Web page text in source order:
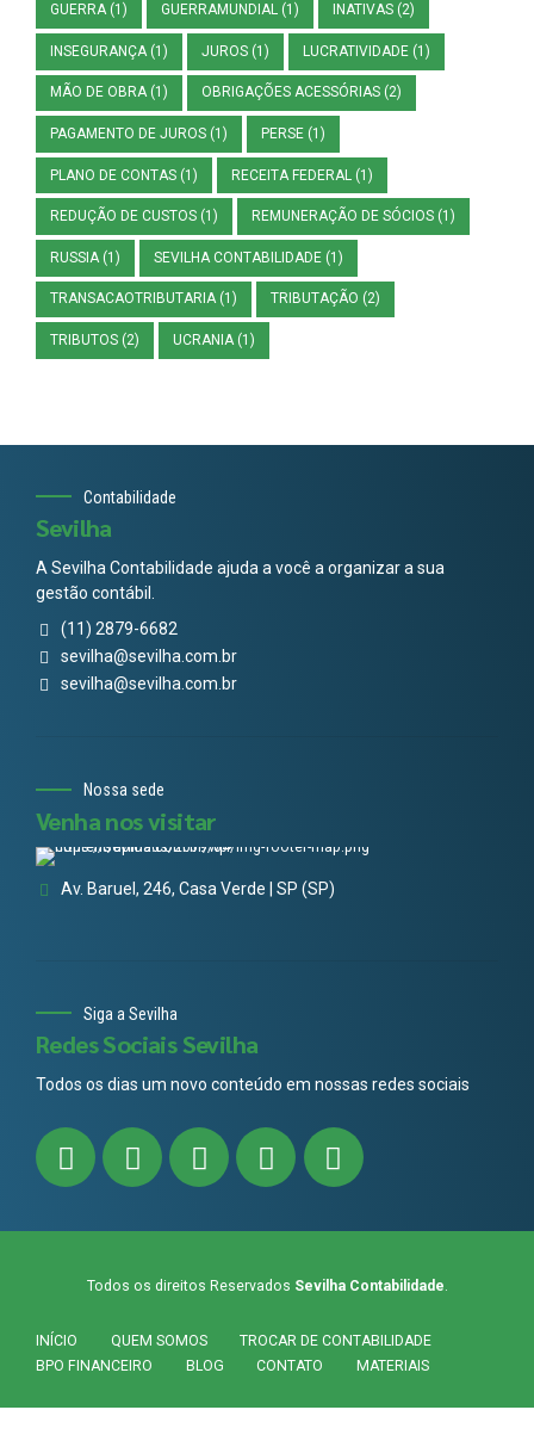
GUERRA(1) GUERRAMUNDIAL (1) INATIVAS (2)
INSEGURANÇA (1) JUROS (1) LUCRATIVIDADE (1)
MÃO DE OBRA(1) OBRIGAÇÕES ACESSÓRIAS (2)
PAGAMENTO DE JUROS (1) PERSE (1)
PLANO DE CONTAS (1) RECEITA FEDERAL (1)
REDUÇÃO DE CUSTOS (1) REMUNERAÇÃO DE SÓCIOS (1)
RUSSIA (1) SEVILHA CONTABILIDADE (1)
TRANSACAOTRIBUTARIA(1) TRIBUTAÇÃO (2)
TRIBUTOS (2) UCRANIA(1)
Contabilidade
Sevilha
A Sevilha Contabilidade ajuda a você a organizar a sua
gestão contábil.
(11) 2879-6682
sevilha@sevilha.com.br
sevilha@sevilha.com.br
Nossa sede
Venha nos visitar
Av. Baruel, 246, Casa Verde | SP (SP)
Siga a Sevilha
Redes Sociais Sevilha
Todos os dias um novo conteúdo em nossas redes sociais
Todos os direitos Reservados Sevilha Contabilidade.
INÍCIO QUEM SOMOS
TROCAR DE CONTABILIDADE
BPO FINANCEIRO
BLOG CONTATO MATERIAIS